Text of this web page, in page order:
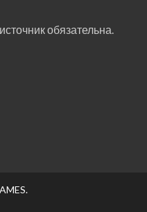
обязательна.
.